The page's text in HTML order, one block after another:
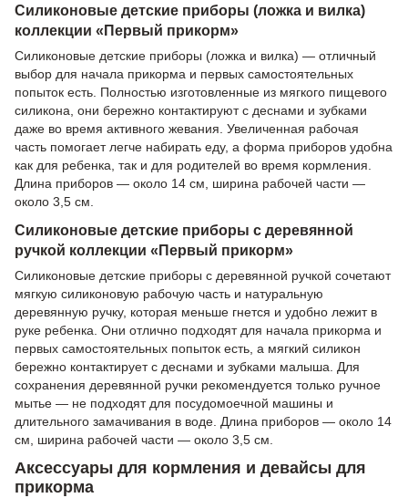
Силиконовые детские приборы (ложка и вилка)
коллекции «Первый прикорм»
Силиконовые детские приборы (ложка и вилка) — отличный
выбор для начала прикорма и первых самостоятельных
попыток есть. Полностью изготовленные из мягкого пищевого
силикона, они бережно контактируют с деснами и зубками
даже во время активного жевания. Увеличенная рабочая
часть помогает легче набирать еду, а форма приборов удобна
как для ребенка, так и для родителей во время кормления.
Длина приборов — около 14 см, ширина рабочей части —
около 3,5 см.
Силиконовые детские приборы с деревянной
ручкой коллекции «Первый прикорм»
Силиконовые детские приборы с деревянной ручкой сочетают
мягкую силиконовую рабочую часть и натуральную
деревянную ручку, которая меньше гнется и удобно лежит в
руке ребенка. Они отлично подходят для начала прикорма и
первых самостоятельных попыток есть, а мягкий силикон
бережно контактирует с деснами и зубками малыша. Для
сохранения деревянной ручки рекомендуется только ручное
мытье — не подходят для посудомоечной машины и
длительного замачивания в воде. Длина приборов — около 14
см, ширина рабочей части — около 3,5 см.
Аксессуары для кормления и девайсы для
прикорма